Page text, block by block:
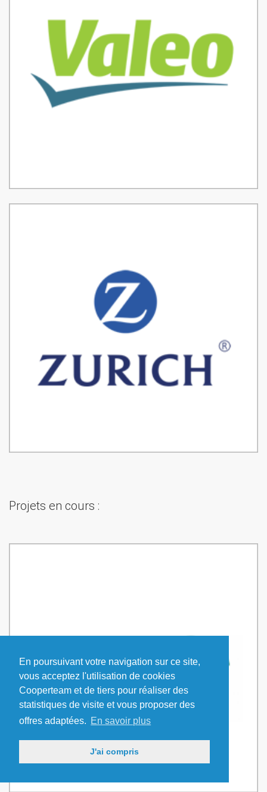
En poursuivant votre navigation sur ce site,
vous acceptez l'utilisation de cookies
Cooperteam et de tiers pour réaliser des
statistiques de visite et vous proposer des
offres adaptées. En savoir plus
J'ai compris
Projets en cours :